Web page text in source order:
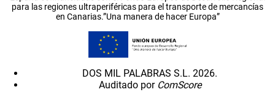
para las regiones ultraperiféricas para el transporte de mercancías
en Canarias.”Una manera de hacer Europa”
DOS MIL PALABRAS S.L. 2026.
Auditado por ComScore